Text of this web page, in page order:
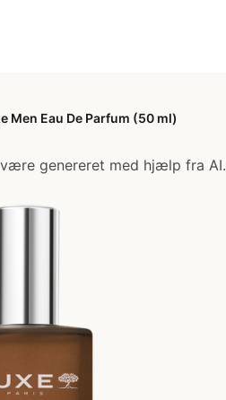
Men Eau De Parfum (50 ml)
genereret med hjælp fra AI.